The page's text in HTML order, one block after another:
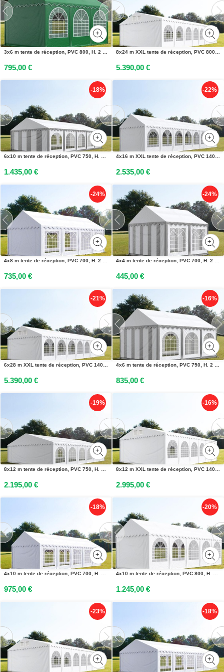
3x6 m tente de réception, PVC 800, H. 2 m, vert foncé - (2645)
795,00 €
8x24 m XXL tente de réception, PVC 800, H. 2,6 m, blanc - (49237)
5.390,00 €
-18%
6x10 m tente de réception, PVC 750, H. 2 m, gris-blanc - (7254)
1.435,00 €
-22%
4x16 m XXL tente de réception, PVC 1400, H. 2,6 m, blanc - (37654)
2.535,00 €
-24%
4x8 m tente de réception, PVC 700, H. 2 m, blanc - (4777)
735,00 €
-24%
4x4 m tente de réception, PVC 700, H. 2 m, gris-blanc - (6132)
445,00 €
-21%
6x28 m XXL tente de réception, PVC 1400, H. 2,6 m, blanc - (37739)
5.390,00 €
-16%
4x6 m tente de réception, PVC 750, H. 2 m, gris-blanc - (7341)
835,00 €
-19%
8x12 m tente de réception, PVC 750, H. 2 m, blanc - (7314)
2.195,00 €
-16%
8x12 m XXL tente de réception, PVC 1400, H. 2,6 m, blanc - (5206)
2.995,00 €
-18%
4x10 m tente de réception, PVC 700, H. 2 m, blanc - (4754)
975,00 €
-20%
4x10 m tente de réception, PVC 800, H. 2 m, blanc - (7841)
1.245,00 €
-23% -18%